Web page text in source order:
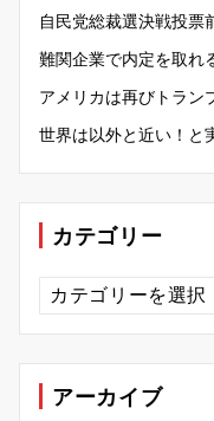
自民党総裁選決戦投票
難関企業で内定を取れ
アメリカは再びトラン
世界は以外と近い！と
カテゴリー
カ
テ
ゴ
ー
アーカイブ